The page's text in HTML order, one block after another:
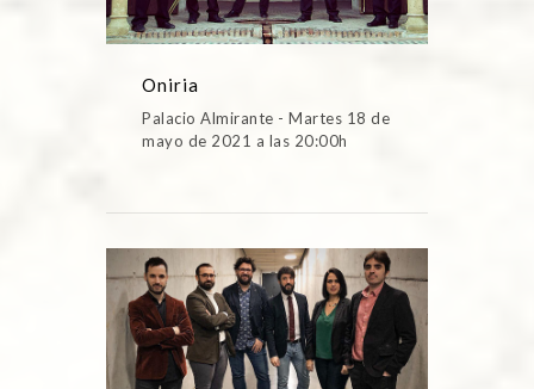
Oniria
Palacio Almirante - Martes 18 de
mayo de 2021 a las 20:00h